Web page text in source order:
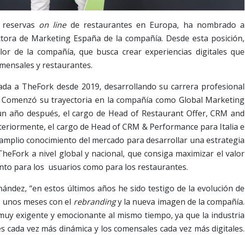
on linede restaurantes en Europa, ha nombrado a
de Marketing España de la compañía. Desde esta posición,
de la compañía, que busca crear experiencias digitales que
y restaurantes.
a TheFork desde 2019, desarrollando su carrera profesional
su trayectoria en la compañía como Global Marketing
año después, el cargo de Head of Restaurant Offer, CRM and
el cargo de Head of CRM & Performance para Italia e
conocimiento del mercado para desarrollar una estrategia
a nivel global y nacional, que consiga maximizar el valor
para los usuarios como para los restaurantes.
“en estos últimos años he sido testigo de la evolución de
meses con el rebrandingy la nueva imagen de la compañía.
exigente y emocionante al mismo tiempo, ya que la industria
cada vez más dinámica y los comensales cada vez más digitales.